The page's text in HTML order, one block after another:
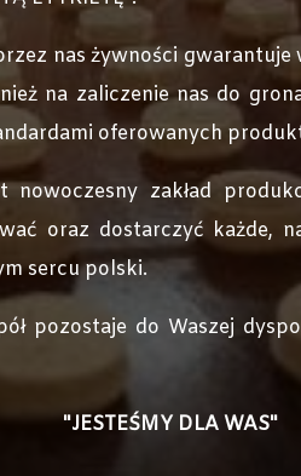
nas żywności
na zaliczenie nas do
oferowanych
zakład
oraz dostarczyć każde,
sercu polski.
pozostaje do Waszej
"JESTEŚMY DLA WAS"